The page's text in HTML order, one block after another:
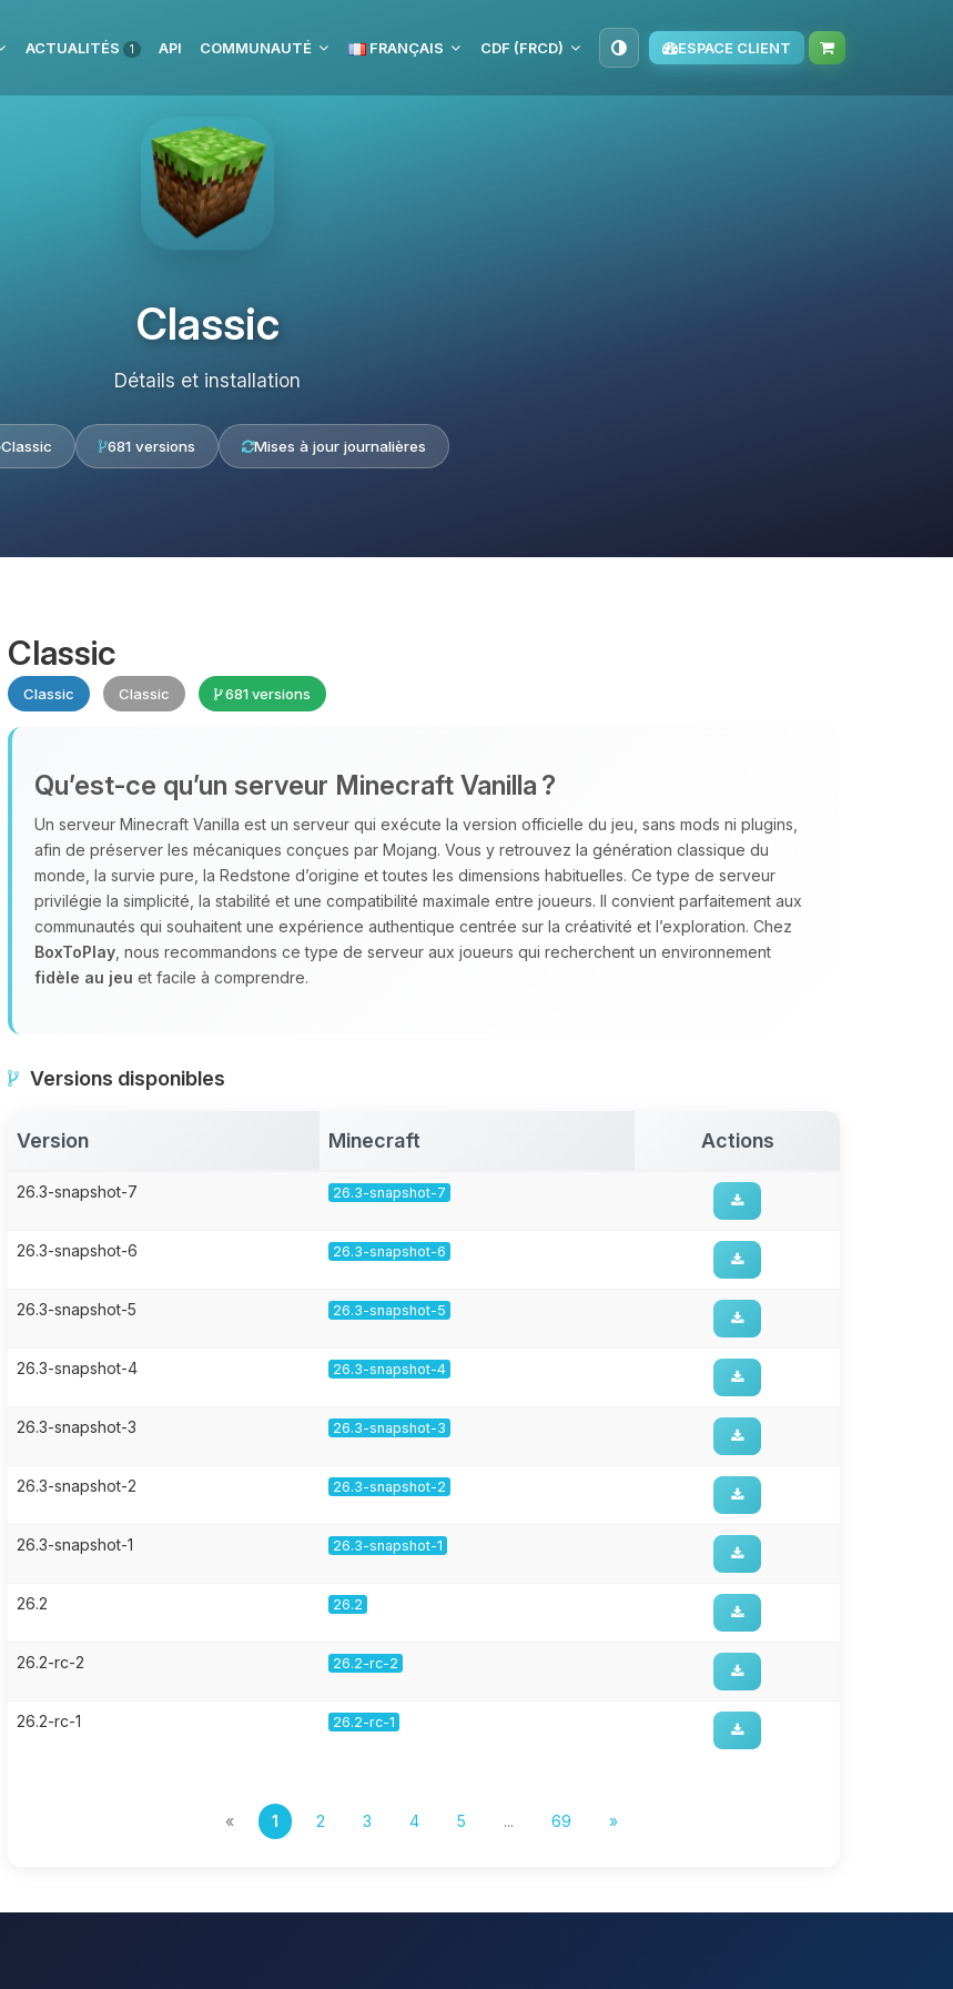
ACTUALITÉS 1 API COMMUNAUTÉ FRANÇAIS CDF (FRCD) ESPACE CLIENT
Classic
Détails et installation
Classic 681 versions Mises à jour journalières
Classic
Classic Classic 681 versions
Qu’est‑ce qu’un serveur Minecraft Vanilla ?
Un serveur Minecraft Vanilla est un serveur qui exécute la version officielle du jeu, sans mods ni plugins,
afin de préserver les mécaniques conçues par Mojang. Vous y retrouvez la génération classique du
monde, la survie pure, la Redstone d’origine et toutes les dimensions habituelles. Ce type de serveur
privilégie la simplicité, la stabilité et une compatibilité maximale entre joueurs. Il convient parfaitement aux
communautés qui souhaitent une expérience authentique centrée sur la créativité et l’exploration. Chez
BoxToPlay , nous recommandons ce type de serveur aux joueurs qui recherchent un environnement
fidèle au jeu et facile à comprendre.
Versions disponibles
Version Minecraft Actions
26.3-snapshot-7 26.3-snapshot-7
26.3-snapshot-6 26.3-snapshot-6
26.3-snapshot-5 26.3-snapshot-5
26.3-snapshot-4 26.3-snapshot-4
26.3-snapshot-3 26.3-snapshot-3
26.3-snapshot-2 26.3-snapshot-2
26.3-snapshot-1 26.3-snapshot-1
26.2 26.2
26.2-rc-2 26.2-rc-2
26.2-rc-1 26.2-rc-1
« 1 2 3 4 5 ... 69 »